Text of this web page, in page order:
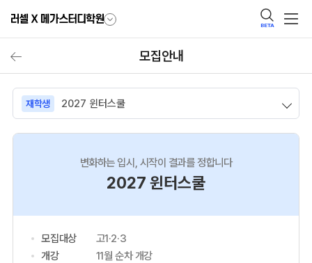
BETA
모집안내
재학생 2027 윈터스쿨
변화하는 입시, 시작이 결과를 정합니다
2027 윈터스쿨
모집대상
고1·2·3
개강
11월 순차 개강